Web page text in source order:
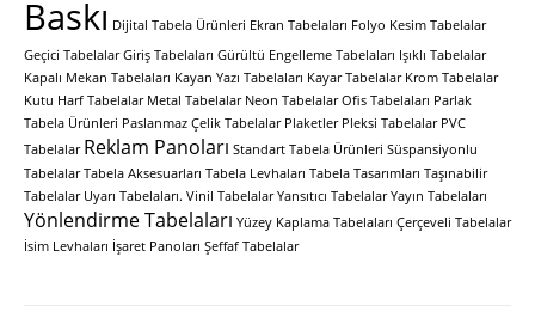
Baskı Dijital Tabela Ürünleri Ekran Tabelaları Folyo Kesim Tabelalar
Geçici Tabelalar Giriş Tabelaları Gürültü Engelleme Tabelaları Işıklı Tabelalar
Kapalı Mekan Tabelaları Kayan Yazı Tabelaları Kayar Tabelalar Krom Tabelalar
Kutu Harf Tabelalar Metal Tabelalar Neon Tabelalar Ofis Tabelaları Parlak
Tabela Ürünleri Paslanmaz Çelik Tabelalar Plaketler Pleksi Tabelalar PVC
Tabelalar Reklam Panoları Standart Tabela Ürünleri Süspansiyonlu
Tabelalar Tabela Aksesuarları Tabela Levhaları Tabela Tasarımları Taşınabilir
Tabelalar Uyarı Tabelaları. Vinil Tabelalar Yansıtıcı Tabelalar Yayın Tabelaları
Yönlendirme Tabelaları Yüzey Kaplama Tabelaları Çerçeveli Tabelalar
İsim Levhaları İşaret Panoları Şeffaf Tabelalar